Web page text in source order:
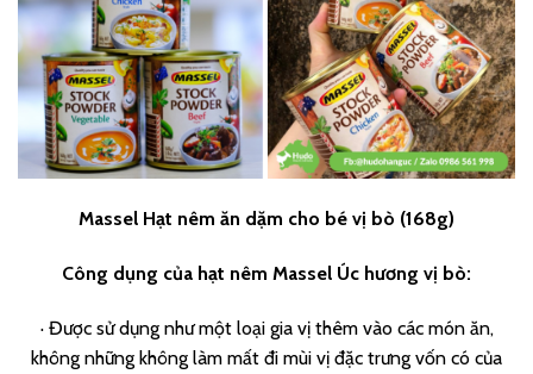
Massel Hạt nêm ăn dặm cho bé vị bò (168g)
Công dụng của hạt nêm Massel Úc hương vị bò:
· Được sử dụng như một loại gia vị thêm vào các món ăn,
không những không làm mất đi mùi vị đặc trưng vốn có của